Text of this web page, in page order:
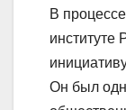
В
институте
Он был